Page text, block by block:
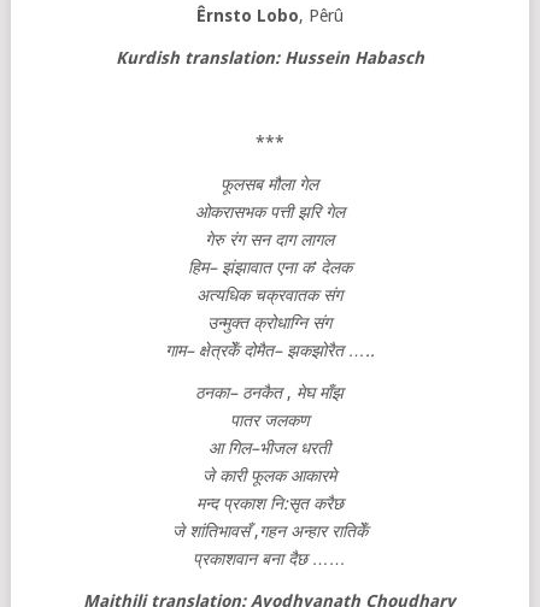
Êrnsto Lobo, Pêrû
Kurdish translation: Hussein Habasch
***
फूलसब मौला गेल
ओकरासभक पत्ती झरि गेल
गेरु रंग सन दाग लागल
हिम– झंझावात एना क‘ देलक
अत्यधिक चक्रवातक संग
उन्मुक्त क्रोधाग्नि संग
गाम– क्षेत्रकेँ दोमैत– झकझोरैत…..
ठनका– ठनकैत, मेघ माँझ
पातर जलकण
आ गिल–भीजल धरती
जे कारी फूलक आकारमे
मन्द प्रकाश नि:सृत करैछ
जे शांतिभावसँ,गहन अन्हार रातिकेँ
प्रकाशवान बना दैछ……
Maithili translation: Ayodhyanath Choudhary